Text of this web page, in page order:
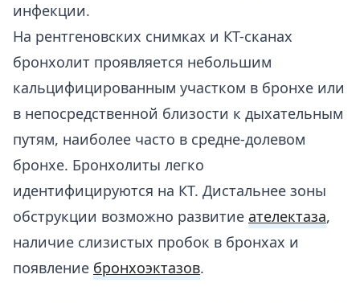
инфекции.
На рентгеновских снимках и КТ-сканах
бронхолит проявляется небольшим
кальцифицированным участком в бронхе или
в непосредственной близости к дыхательным
путям, наиболее часто в средне-долевом
бронхе. Бронхолиты легко
идентифицируются на КТ. Дистальнее зоны
обструкции возможно развитие ателектаза,
наличие слизистых пробок в бронхах и
появление бронхоэктазов.